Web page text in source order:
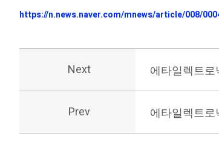
https://n.news.naver.com/mnews/article/008/
Next 에타일렉트로
Prev 에타일렉트